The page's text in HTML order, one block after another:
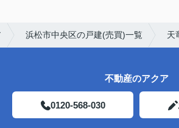
浜松市中央区の戸建(売買)一覧 天
不動産のアクア
0120-568-030